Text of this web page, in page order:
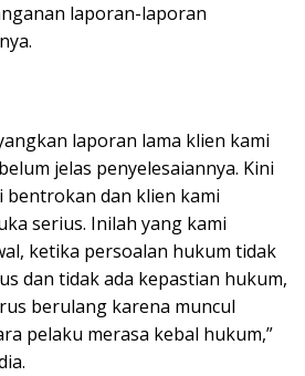
laporan-laporan
laporan lama klien kami
jelas penyelesaiannya. Kini
dan klien kami
serius. Inilah yang kami
ketika persoalan hukum tidak
dan tidak ada kepastian hukum,
berulang karena muncul
pelaku merasa kebal hukum,”